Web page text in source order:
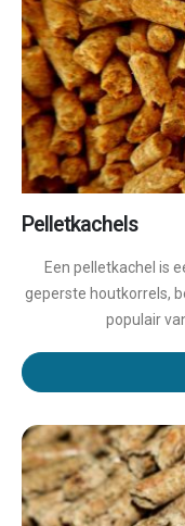
Pelletkachels
Een pelletkachel is
geperste houtkorrels,
populair